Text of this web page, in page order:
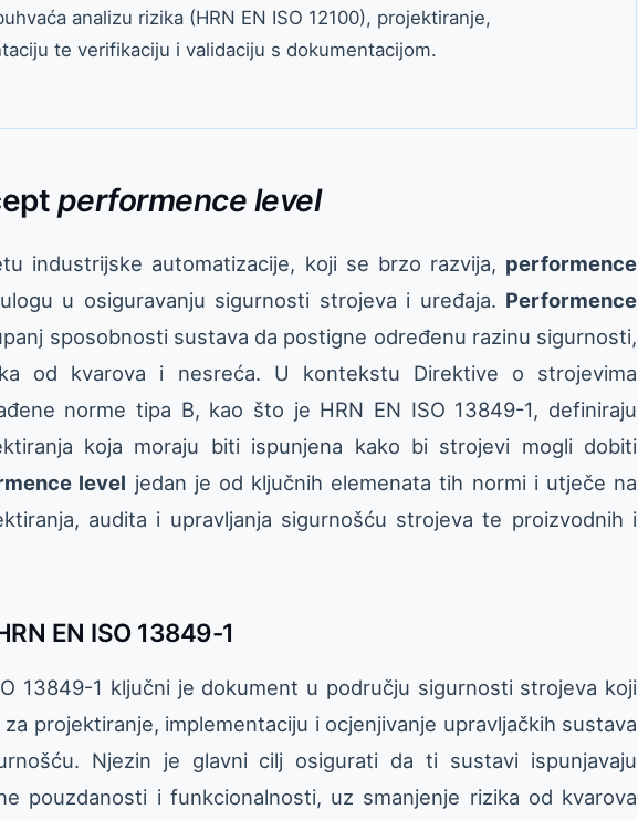
analizu rizika (HRN EN ISO 12100), projektiranje,
te verifikaciju i validaciju s dokumentacijom.
performence level
industrijske automatizacije, koji se brzo razvija, performence
u osiguravanju sigurnosti strojeva i uređaja. Performence
sposobnosti sustava da postigne određenu razinu sigurnosti,
od kvarova i nesreća. U kontekstu Direktive o strojevima
norme tipa B, kao što je HRN EN ISO 13849-1, definiraju
koja moraju biti ispunjena kako bi strojevi mogli dobiti
level jedan je od ključnih elemenata tih normi i utječe na
audita i upravljanja sigurnošću strojeva te proizvodnih i
EN ISO 13849-1
13849-1 ključni je dokument u području sigurnosti strojeva koji
projektiranje, implementaciju i ocjenjivanje upravljačkih sustava
Njezin je glavni cilj osigurati da ti sustavi ispunjavaju
pouzdanosti i funkcionalnosti, uz smanjenje rizika od kvarova